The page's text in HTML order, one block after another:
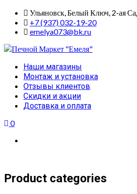
Skip
content
Ульяновск, Белый Ключ, 2-ая
+7 (937) 032-19-20
emelya073@bk.ru
Primary
Menu
Наши магазины
Монтаж и установка
Отзывы клиентов
Скидки и акции
Доставка и оплата
0
Product categories